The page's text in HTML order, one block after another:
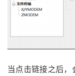
当点击链接之后